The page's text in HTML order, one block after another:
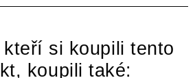
si koupili tento
koupili také: